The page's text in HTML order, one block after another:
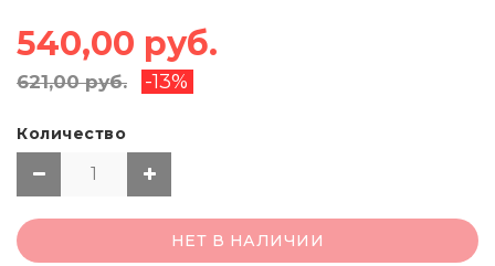
540,00 руб.
621,00 руб. -13%
Количество
НЕТ В НАЛИЧИИ